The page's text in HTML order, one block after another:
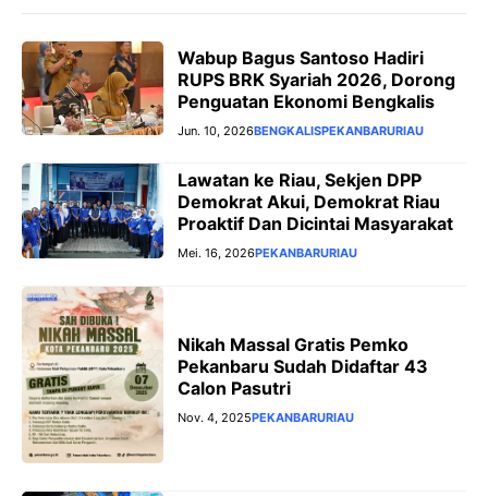
Wabup Bagus Santoso Hadiri
RUPS BRK Syariah 2026, Dorong
Penguatan Ekonomi Bengkalis
Jun. 10, 2026BENGKALISPEKANBARURIAU
Lawatan ke Riau, Sekjen DPP
Demokrat Akui, Demokrat Riau
Proaktif Dan Dicintai Masyarakat
Mei. 16, 2026PEKANBARURIAU
Nikah Massal Gratis Pemko
Pekanbaru Sudah Didaftar 43
Calon Pasutri
Nov. 4, 2025PEKANBARURIAU